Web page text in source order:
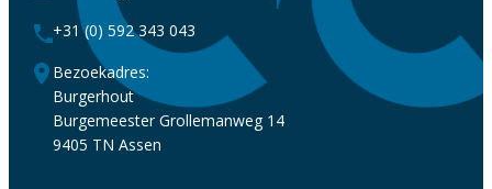
+31 (0) 592 343 043
Bezoekadres:
Burgerhout
Burgemeester Grollemanweg 14
9405 TN Assen